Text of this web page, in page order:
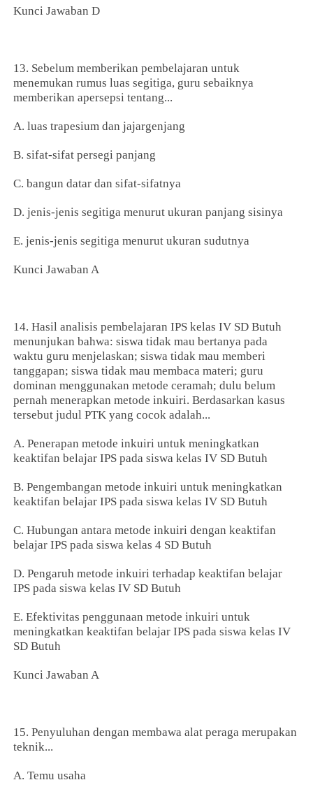
Kunci Jawaban D
13. Sebelum memberikan pembelajaran untuk
menemukan rumus luas segitiga, guru sebaiknya
memberikan apersepsi tentang...
A. luas trapesium dan jajargenjang
B. sifat-sifat persegi panjang
C. bangun datar dan sifat-sifatnya
D. jenis-jenis segitiga menurut ukuran panjang sisinya
E. jenis-jenis segitiga menurut ukuran sudutnya
Kunci Jawaban A
14. Hasil analisis pembelajaran IPS kelas IV SD Butuh
menunjukan bahwa: siswa tidak mau bertanya pada
waktu guru menjelaskan; siswa tidak mau memberi
tanggapan; siswa tidak mau membaca materi; guru
dominan menggunakan metode ceramah; dulu belum
pernah menerapkan metode inkuiri. Berdasarkan kasus
tersebut judul PTK yang cocok adalah...
A. Penerapan metode inkuiri untuk meningkatkan
keaktifan belajar IPS pada siswa kelas IV SD Butuh
B. Pengembangan metode inkuiri untuk meningkatkan
keaktifan belajar IPS pada siswa kelas IV SD Butuh
C. Hubungan antara metode inkuiri dengan keaktifan
belajar IPS pada siswa kelas 4 SD Butuh
D. Pengaruh metode inkuiri terhadap keaktifan belajar
IPS pada siswa kelas IV SD Butuh
E. Efektivitas penggunaan metode inkuiri untuk
meningkatkan keaktifan belajar IPS pada siswa kelas IV
SD Butuh
Kunci Jawaban A
15. Penyuluhan dengan membawa alat peraga merupakan
teknik...
A. Temu usaha